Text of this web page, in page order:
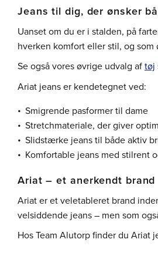
Jeans til dig, der ønsker
Uanset om du er i stalden, på
hverken komfort eller stil, og som
Se også vores øvrige udvalg af tøj
Ariat jeans er kendetegnet ved:
Smigrende pasformer til dame
Stretchmateriale, der giver
Slidstærke jeans til både aktiv
Komfortable jeans med stilrent
Ariat – et anerkendt
Ariat er et veletableret brand
velsiddende jeans – men som
Hos Team Alutorp finder du Ariat